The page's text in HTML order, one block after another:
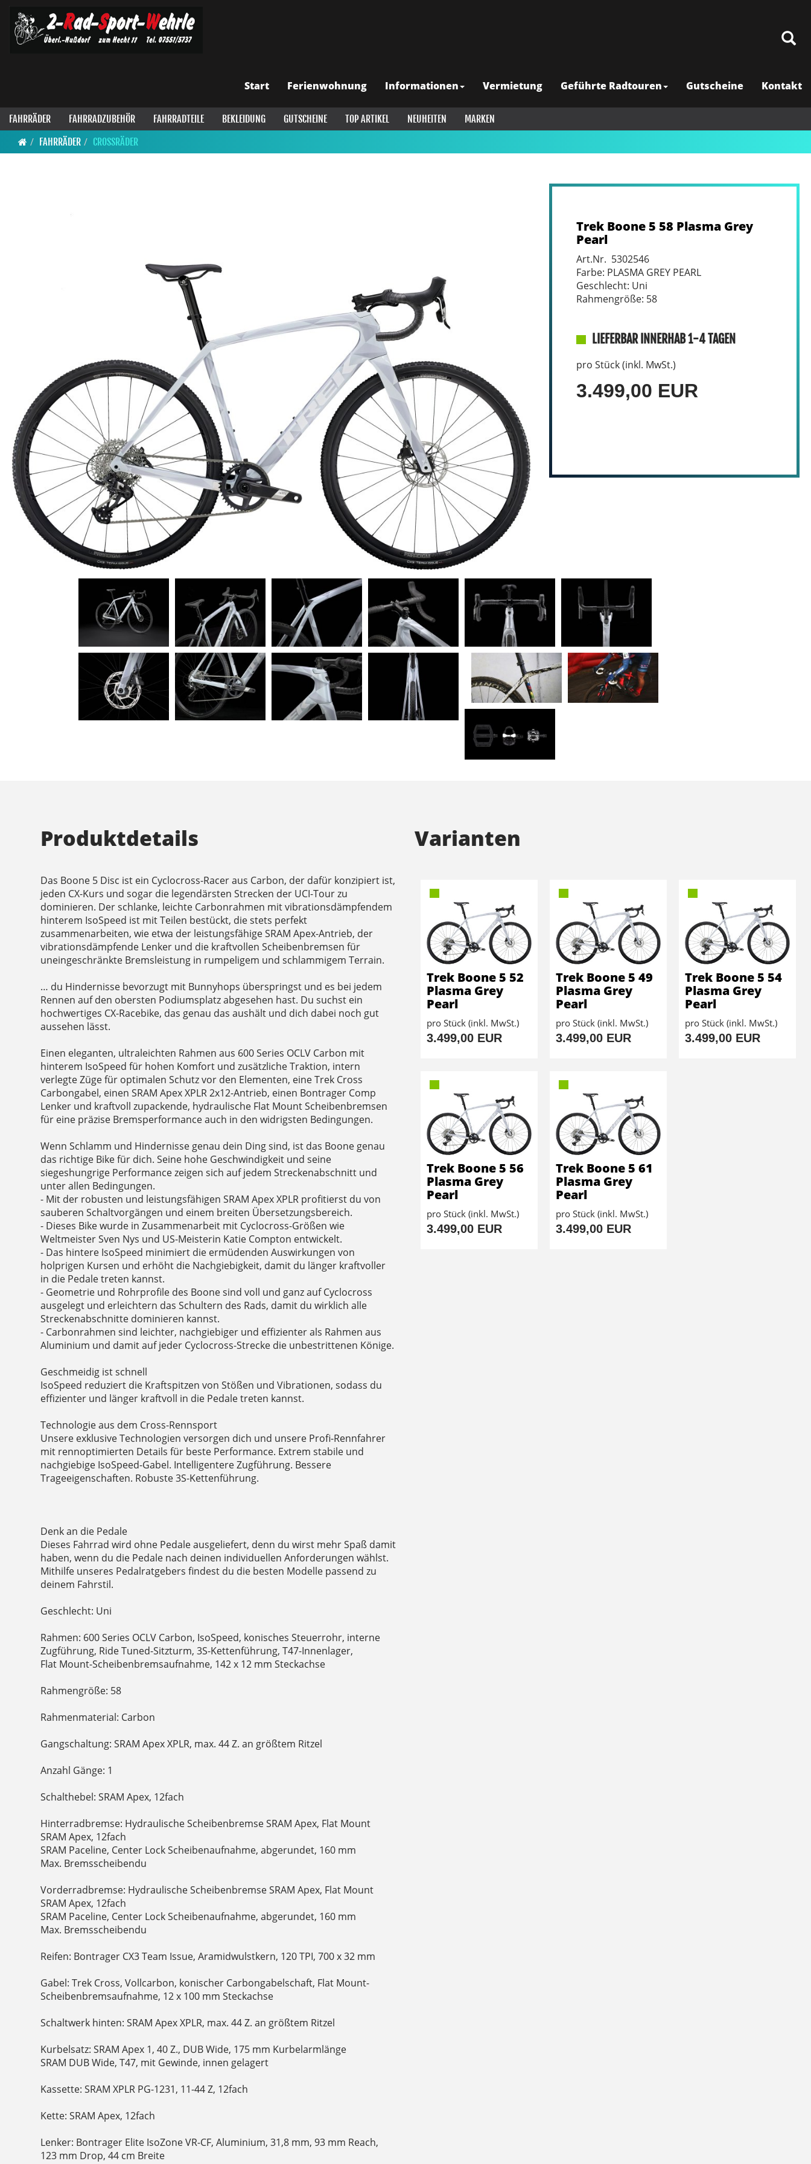
Start Ferienwohnung Informationen Vermietung Geführte Radtouren Gutscheine Kontakt
FAHRRÄDER FAHRRADZUBEHÖR FAHRRADTEILE BEKLEIDUNG GUTSCHEINE TOP ARTIKEL NEUHEITEN
MARKEN
FAHRRÄDER
CROSSRÄDER
Trek Boone 5 58 Plasma Grey
Pearl
Art.Nr. 5302546
Farbe: PLASMA GREY PEARL
Geschlecht: Uni
Rahmengröße: 58
LIEFERBAR INNERHAB 1-4 TAGEN
pro Stück (inkl. MwSt.)
3.499,00 EUR
Produktdetails
Das Boone 5 Disc ist ein Cyclocross-Racer aus Carbon, der dafür konzipiert ist,
jeden CX-Kurs und sogar die legendärsten Strecken der UCI-Tour zu
dominieren. Der schlanke, leichte Carbonrahmen mit vibrationsdämpfendem
hinterem IsoSpeed ist mit Teilen bestückt, die stets perfekt
zusammenarbeiten, wie etwa der leistungsfähige SRAM Apex-Antrieb, der
vibrationsdämpfende Lenker und die kraftvollen Scheibenbremsen für
uneingeschränkte Bremsleistung in rumpeligem und schlammigem Terrain.
… du Hindernisse bevorzugt mit Bunnyhops überspringst und es bei jedem
Rennen auf den obersten Podiumsplatz abgesehen hast. Du suchst ein
hochwertiges CX-Racebike, das genau das aushält und dich dabei noch gut
aussehen lässt.
Einen eleganten, ultraleichten Rahmen aus 600 Series OCLV Carbon mit
hinterem IsoSpeed für hohen Komfort und zusätzliche Traktion, intern
verlegte Züge für optimalen Schutz vor den Elementen, eine Trek Cross
Carbongabel, einen SRAM Apex XPLR 2x12-Antrieb, einen Bontrager Comp
Lenker und kraftvoll zupackende, hydraulische Flat Mount Scheibenbremsen
für eine präzise Bremsperformance auch in den widrigsten Bedingungen.
Wenn Schlamm und Hindernisse genau dein Ding sind, ist das Boone genau
das richtige Bike für dich. Seine hohe Geschwindigkeit und seine
siegeshungrige Performance zeigen sich auf jedem Streckenabschnitt und
unter allen Bedingungen.
- Mit der robusten und leistungsfähigen SRAM Apex XPLR profitierst du von
sauberen Schaltvorgängen und einem breiten Übersetzungsbereich.
- Dieses Bike wurde in Zusammenarbeit mit Cyclocross-Größen wie
Weltmeister Sven Nys und US-Meisterin Katie Compton entwickelt.
- Das hintere IsoSpeed minimiert die ermüdenden Auswirkungen von
holprigen Kursen und erhöht die Nachgiebigkeit, damit du länger kraftvoller
in die Pedale treten kannst.
- Geometrie und Rohrprofile des Boone sind voll und ganz auf Cyclocross
ausgelegt und erleichtern das Schultern des Rads, damit du wirklich alle
Streckenabschnitte dominieren kannst.
- Carbonrahmen sind leichter, nachgiebiger und effizienter als Rahmen aus
Aluminium und damit auf jeder Cyclocross-Strecke die unbestrittenen Könige.
Geschmeidig ist schnell
IsoSpeed reduziert die Kraftspitzen von Stößen und Vibrationen, sodass du
effizienter und länger kraftvoll in die Pedale treten kannst.
Technologie aus dem Cross-Rennsport
Unsere exklusive Technologien versorgen dich und unsere Profi-Rennfahrer
mit rennoptimierten Details für beste Performance. Extrem stabile und
nachgiebige IsoSpeed-Gabel. Intelligentere Zugführung. Bessere
Trageeigenschaften. Robuste 3S-Kettenführung.
Denk an die Pedale
Dieses Fahrrad wird ohne Pedale ausgeliefert, denn du wirst mehr Spaß damit
haben, wenn du die Pedale nach deinen individuellen Anforderungen wählst.
Mithilfe unseres Pedalratgebers findest du die besten Modelle passend zu
deinem Fahrstil.
Geschlecht: Uni
Rahmen: 600 Series OCLV Carbon, IsoSpeed, konisches Steuerrohr, interne
Zugführung, Ride Tuned-Sitzturm, 3S-Kettenführung, T47-Innenlager,
Flat Mount-Scheibenbremsaufnahme, 142 x 12 mm Steckachse
Rahmengröße: 58
Rahmenmaterial: Carbon
Gangschaltung: SRAM Apex XPLR, max. 44 Z. an größtem Ritzel
Anzahl Gänge: 1
Schalthebel: SRAM Apex, 12fach
Hinterradbremse: Hydraulische Scheibenbremse SRAM Apex, Flat Mount
SRAM Apex, 12fach
SRAM Paceline, Center Lock Scheibenaufnahme, abgerundet, 160 mm
Max. Bremsscheibendu
Vorderradbremse: Hydraulische Scheibenbremse SRAM Apex, Flat Mount
SRAM Apex, 12fach
SRAM Paceline, Center Lock Scheibenaufnahme, abgerundet, 160 mm
Max. Bremsscheibendu
Reifen: Bontrager CX3 Team Issue, Aramidwulstkern, 120 TPI, 700 x 32 mm
Gabel: Trek Cross, Vollcarbon, konischer Carbongabelschaft, Flat Mount-
Scheibenbremsaufnahme, 12 x 100 mm Steckachse
Schaltwerk hinten: SRAM Apex XPLR, max. 44 Z. an größtem Ritzel
Kurbelsatz: SRAM Apex 1, 40 Z., DUB Wide, 175 mm Kurbelarmlänge
SRAM DUB Wide, T47, mit Gewinde, innen gelagert
Kassette: SRAM XPLR PG-1231, 11-44 Z, 12fach
Kette: SRAM Apex, 12fach
Lenker: Bontrager Elite IsoZone VR-CF, Aluminium, 31,8 mm, 93 mm Reach,
123 mm Drop, 44 cm Breite
Varianten
Trek Boone 5 52
Plasma Grey
Pearl
pro Stück (inkl. MwSt.)
3.499,00 EUR
Trek Boone 5 49
Plasma Grey
Pearl
pro Stück (inkl. MwSt.)
3.499,00 EUR
Trek Boone 5 54
Plasma Grey
Pearl
pro Stück (inkl. MwSt.)
3.499,00 EUR
Trek Boone 5 56
Plasma Grey
Pearl
pro Stück (inkl. MwSt.)
3.499,00 EUR
Trek Boone 5 61
Plasma Grey
Pearl
pro Stück (inkl. MwSt.)
3.499,00 EUR